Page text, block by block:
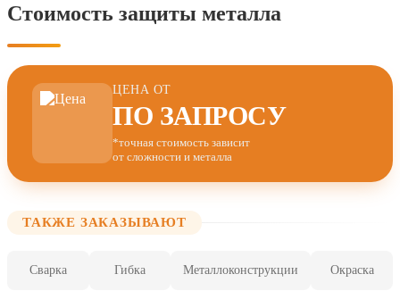
Стоимость защиты металла
ЦЕНА ОТ
ПО ЗАПРОСУ
*точная стоимость зависит
от сложности и металла
ТАКЖЕ ЗАКАЗЫВАЮТ
Сварка Гибка Металлоконструкции Окраска